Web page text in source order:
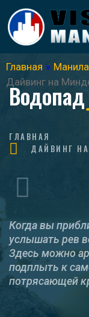
Главная » Манила
Дайвинг на
Водопад
ГЛАВНАЯ
ДАЙВИНГ
Когда вы
услышать рев
Здесь можно
подплыть к
потрясающей